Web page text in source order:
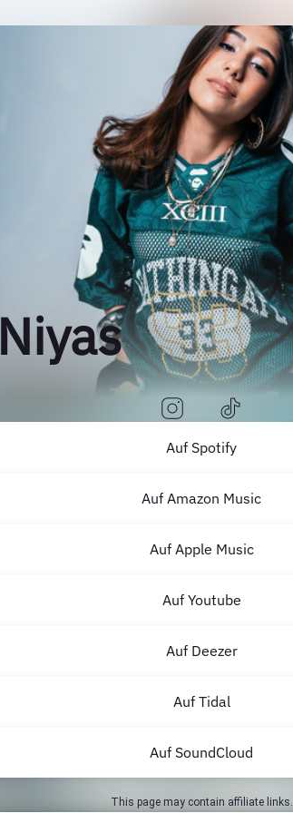
Niyas
Auf Spotify
Auf Amazon Music
Auf Apple Music
Auf Youtube
Auf Deezer
Auf Tidal
Auf SoundCloud
This page may contain affiliate links.